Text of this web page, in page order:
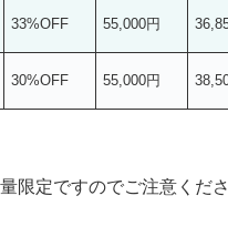
33%OFF 55,000円
30%OFF 55,000円
限定ですのでご注意くださ